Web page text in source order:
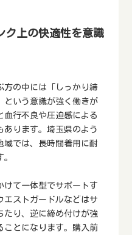
ク上の快適性を意識
方の中には「しっかり締
という意識が強く働きが
血行不良や圧迫感による
あります。埼玉県のよう
域では、長時間着用に耐
けて一体型でサポートす
エストガードルなどはサ
たり、逆に締め付けが強
ことになります。購入前